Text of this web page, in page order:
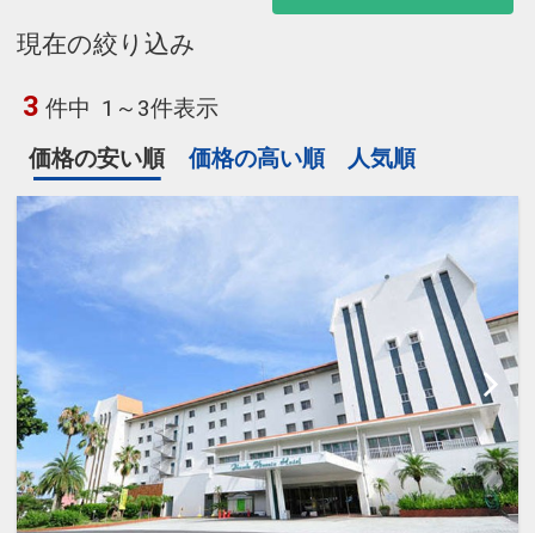
現在の絞り込み
3 件中 1～3件表示
価格の安い順
価格の高い順 人気順